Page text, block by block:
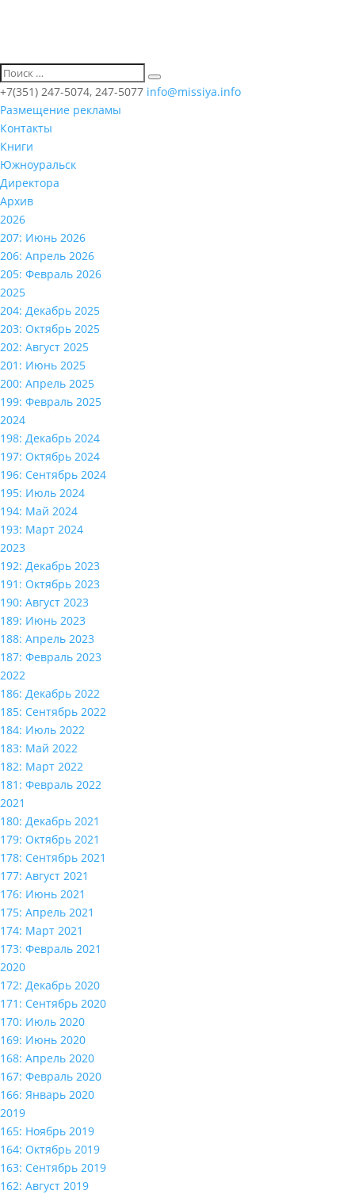
+7(351) 247-5074, 247-5077 info@missiya.info
Размещение рекламы
Контакты
Книги
Южноуральск
Директора
Архив
2026
207: Июнь 2026
206: Апрель 2026
205: Февраль 2026
2025
204: Декабрь 2025
203: Октябрь 2025
202: Август 2025
201: Июнь 2025
200: Апрель 2025
199: Февраль 2025
2024
198: Декабрь 2024
197: Октябрь 2024
196: Сентябрь 2024
195: Июль 2024
194: Май 2024
193: Март 2024
2023
192: Декабрь 2023
191: Октябрь 2023
190: Август 2023
189: Июнь 2023
188: Апрель 2023
187: Февраль 2023
2022
186: Декабрь 2022
185: Сентябрь 2022
184: Июль 2022
183: Май 2022
182: Март 2022
181: Февраль 2022
2021
180: Декабрь 2021
179: Октябрь 2021
178: Сентябрь 2021
177: Август 2021
176: Июнь 2021
175: Апрель 2021
174: Март 2021
173: Февраль 2021
2020
172: Декабрь 2020
171: Сентябрь 2020
170: Июль 2020
169: Июнь 2020
168: Апрель 2020
167: Февраль 2020
166: Январь 2020
2019
165: Ноябрь 2019
164: Октябрь 2019
163: Сентябрь 2019
162: Август 2019